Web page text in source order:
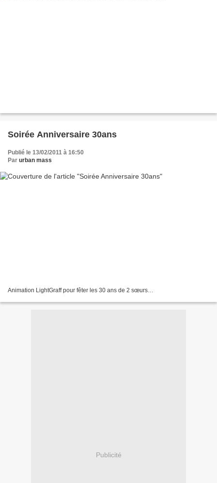
Soirée Anniversaire 30ans
Publié le 13/02/2011 à 16:50
Par urban mass
Animation LightGraff pour fêter les 30 ans de 2 sœurs…
Publicité